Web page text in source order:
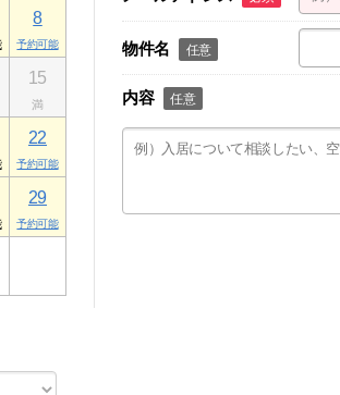
8
15
22
29
物件名 任意
内容 任意